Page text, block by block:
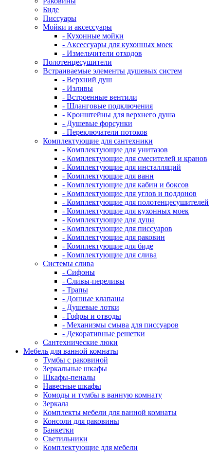
Биде
Писсуары
Мойки и аксессуары
- Кухонные мойки
- Аксессуары для кухонных моек
- Измельчители отходов
Полотенцесушители
Встраиваемые элементы душевых систем
- Верхний душ
- Изливы
- Встроенные вентили
- Шланговые подключения
- Кронштейны для верхнего душа
- Душевые форсунки
- Переключатели потоков
Комплектующие для сантехники
- Комплектующие для унитазов
- Комплектующие для смесителей и кранов
- Комплектующие для инсталляций
- Комплектующие для ванн
- Комплектующие для кабин и боксов
- Комплектующие для углов и поддонов
- Комплектующие для полотенцесушителей
- Комплектующие для кухонных моек
- Комплектующие для душа
- Комплектующие для писсуаров
- Комплектующие для раковин
- Комплектующие для биде
- Комплектующие для слива
Системы слива
- Сифоны
- Сливы-переливы
- Трапы
- Донные клапаны
- Душевые лотки
- Гофры и отводы
- Механизмы смыва для писсуаров
- Декоративные решетки
Сантехнические люки
Мебель для ванной комнаты
Тумбы с раковиной
Зеркальные шкафы
Шкафы-пеналы
Навесные шкафы
Комоды и тумбы в ванную комнату
Зеркала
Комплекты мебели для ванной комнаты
Консоли для раковины
Банкетки
Светильники
Комплектующие для мебели